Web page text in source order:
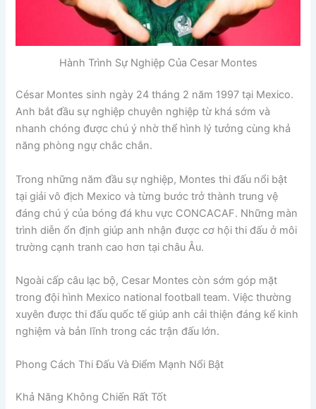
Hành Trình Sự Nghiệp Của Cesar Montes
César Montes sinh ngày 24 tháng 2 năm 1997 tại Mexico.
Anh bắt đầu sự nghiệp chuyên nghiệp từ khá sớm và
nhanh chóng được chú ý nhờ thể hình lý tưởng cùng khả
năng phòng ngự chắc chắn.
Trong những năm đầu sự nghiệp, Montes thi đấu nổi bật
tại giải vô địch Mexico và từng bước trở thành trung vệ
đáng chú ý của bóng đá khu vực CONCACAF. Những màn
trình diễn ổn định giúp anh nhận được cơ hội thi đấu ở môi
trường cạnh tranh cao hơn tại châu Âu.
Ngoài cấp câu lạc bộ, Cesar Montes còn sớm góp mặt
trong đội hình Mexico national football team. Việc thường
xuyên được thi đấu quốc tế giúp anh cải thiện đáng kể kinh
nghiệm và bản lĩnh trong các trận đấu lớn.
Phong Cách Thi Đấu Và Điểm Mạnh Nổi Bật
Khả Năng Không Chiến Rất Tốt